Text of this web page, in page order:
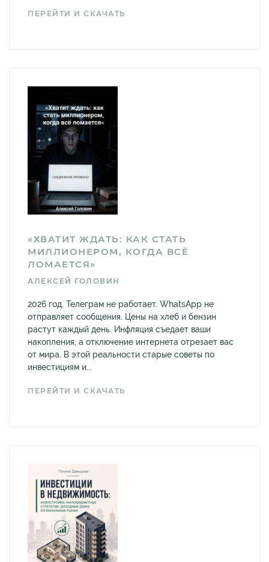
ПЕРЕЙТИ И СКАЧАТЬ
«ХВАТИТ ЖДАТЬ: КАК СТАТЬ
МИЛЛИОНЕРОМ, КОГДА ВСЁ
ЛОМАЕТСЯ»
АЛЕКСЕЙ ГОЛОВИН
2026 год. Телеграм не работает. WhatsApp не
отправляет сообщения. Цены на хлеб и бензин
растут каждый день. Инфляция съедает ваши
накопления, а отключение интернета отрезает вас
от мира. В этой реальности старые советы по
инвестициям и...
ПЕРЕЙТИ И СКАЧАТЬ